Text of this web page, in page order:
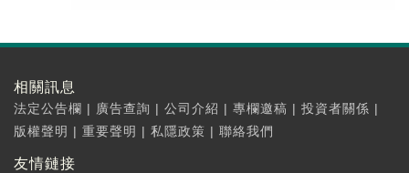
相關訊息
法定公告欄 | 廣告查詢 | 公司介紹 | 專欄邀稿 | 投資者關係 |
版權聲明 | 重要聲明 | 私隱政策 | 聯絡我們
友情鏈接